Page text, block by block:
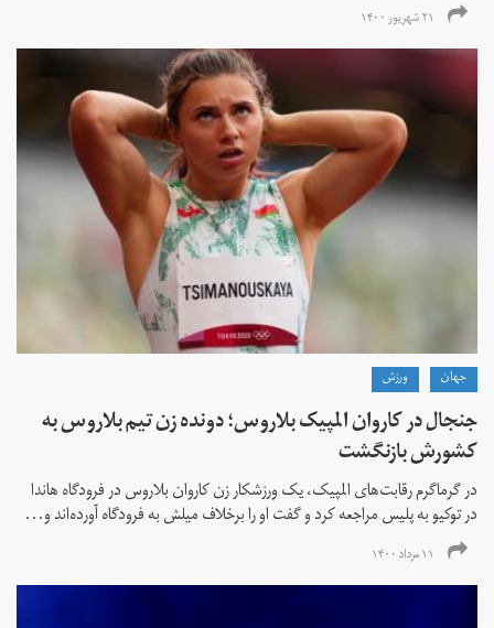
۲۱ شهریور ۱۴۰۰
جهان ورزش
جنجال در کاروان المپیک بلاروس؛ دونده زن تیم بلاروس به
کشورش بازنگشت
در گرماگرم رقابت‌های المپیک، یک ورزشکار زن کاروان بلاروس در فرودگاه هاندا
در توکیو به پلیس مراجعه کرد و گفت او را برخلاف میلش به فرودگاه آورده‌اند و...
۱۱ مرداد ۱۴۰۰